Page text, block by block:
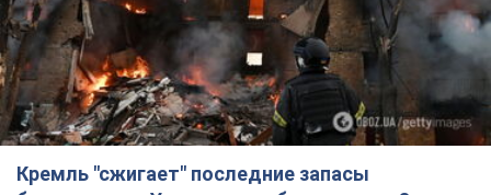
Кремль "сжигает" последние запасы